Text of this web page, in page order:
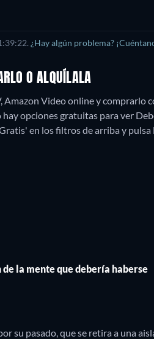
. ¿Hay algún problema?
O ALQUÍLALA
Amazon Video online y comprarlo
opciones gratuitas para ver
en los filtros de arriba y pulsa
la mente que debería haberse
su pasado, que se retira a una